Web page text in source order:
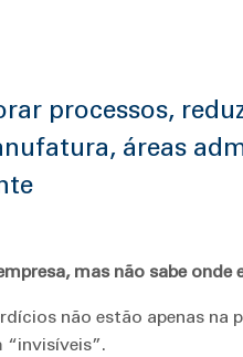
processos,
áreas
mas não sabe
não estão apenas
“invisíveis”.